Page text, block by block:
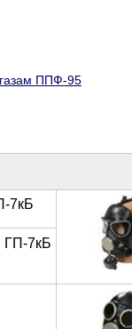
ППФ-95
7кБ
ГП-7кБ